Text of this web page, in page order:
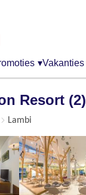
▾Vakanties
Resort (2)
Lambi